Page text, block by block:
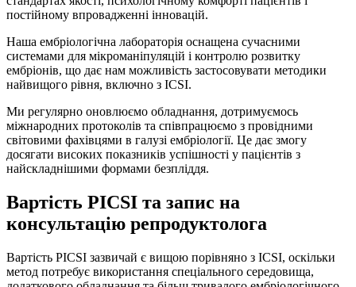
постійному впровадженні інновацій.
Наша ембріологічна лабораторія оснащена сучасними
системами для мікроманіпуляцій і контролю розвитку
ембріонів, що дає нам можливість застосовувати методики
найвищого рівня, включно з ICSI.
Ми регулярно оновлюємо обладнання, дотримуємось
міжнародних протоколів та співпрацюємо з провідними
світовими фахівцями в галузі ембріології. Це дає змогу
досягати високих показників успішності у пацієнтів з
найскладнішими формами безпліддя.
Вартість PICSI та запис на
консультацію репродуктолога
Вартість PICSI зазвичай є вищою порівняно з ICSI, оскільки
метод потребує використання спеціального середовища,